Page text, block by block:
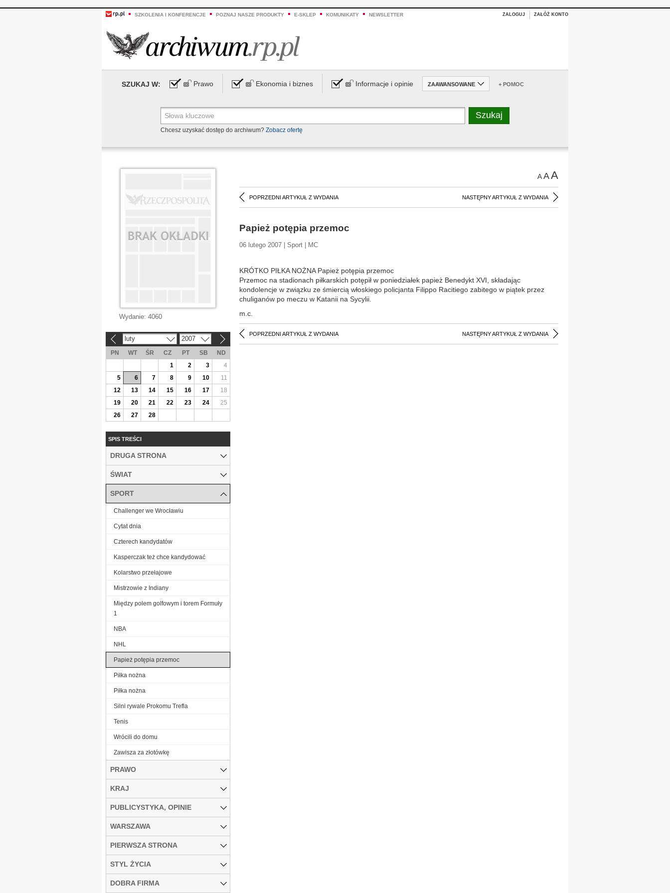
SZKOLENIA I KONFERENCJE POZNAJ NASZE PRODUKTY E-SKLEP KOMUNIKATY NEWSLETTER ZALOGUJ ZAŁÓŻ KONTO
SZUKAJ W: Prawo Ekonomia i biznes Informacje i opinie ZAAWANSOWANE + POMOC
Chcesz uzyskać dostęp do archiwum? Zobacz ofertę
AAA
POPRZEDNI ARTYKUŁ Z WYDANIA NASTĘPNY ARTYKUŁ Z WYDANIA
Papież potępia przemoc
06 lutego 2007 | Sport | MC
KRÓTKO PIŁKA NOŻNA Papież potępia przemoc
Przemoc na stadionach piłkarskich potępił w poniedziałek papież Benedykt XVI, składając
kondolencje w związku ze śmiercią włoskiego policjanta Filippo Racitiego zabitego w piątek przez
chuliganów po meczu w Katanii na Sycylii.
m.c.
POPRZEDNI ARTYKUŁ Z WYDANIA NASTĘPNY ARTYKUŁ Z WYDANIA
Wydanie: 4060
luty 2007
PN WT ŚR CZ PT SB
ND
1
2 3
4
5
6 7 8 9 10
11
12
13 14 15 16 17
18
19
20 21 22 23 24
25
26
27 28
SPIS TREŚCI
DRUGA STRONA
ŚWIAT
SPORT
Challenger we Wrocławiu
Cytat dnia
Czterech kandydatów
Kasperczak też chce kandydować
Kolarstwo przełajowe
Mistrzowie z Indiany
Między polem golfowym i torem Formuły
1
NBA
NHL
Papież potępia przemoc
Piłka nożna
Piłka nożna
Silni rywale Prokomu Trefla
Tenis
Wrócili do domu
Zawisza za złotówkę
PRAWO
KRAJ
PUBLICYSTYKA, OPINIE
WARSZAWA
PIERWSZA STRONA
STYL ŻYCIA
DOBRA FIRMA